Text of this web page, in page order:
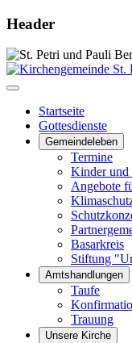
Header
Startseite
Gottesdienste
Gemeindeleben
Termine
Kinder und
Angebote
Basarkreis
Stiftung
Amtshandlungen
Taufe
Trauung
Unsere Kirche